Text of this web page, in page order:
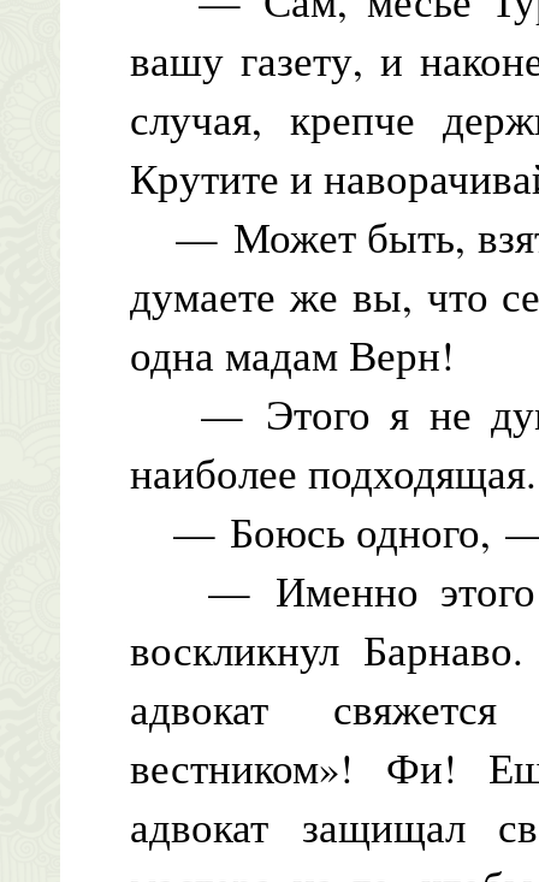
вашу газету, и
случая, крепче
Крутите и
— Может быть,
думаете же вы, что
одна мадам Верн!
— Этого я не
наиболее подходящая.
— Боюсь одного, —
— Именно этого
воскликнул
адвокат
вестником»! Фи!
адвокат защищал